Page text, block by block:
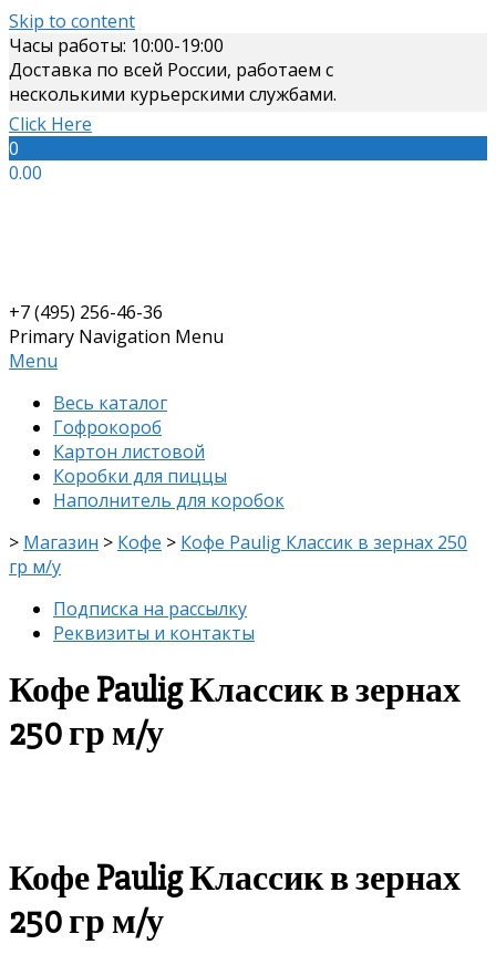
Skip to content
Часы работы: 10:00-19:00
Доставка по всей России, работаем с
несколькими курьерскими службами.
Click Here
0
0.00
+7 (495) 256-46-36
Primary Navigation Menu
Menu
Весь каталог
Гофрокороб
Картон листовой
Коробки для пиццы
Наполнитель для коробок
> Магазин > Кофе > Кофе Paulig Классик в зернах 250
гр м/у
Подписка на рассылку
Реквизиты и контакты
Кофе Paulig Классик в зернах
250 гр м/у
Кофе Paulig Классик в зернах
250 гр м/у